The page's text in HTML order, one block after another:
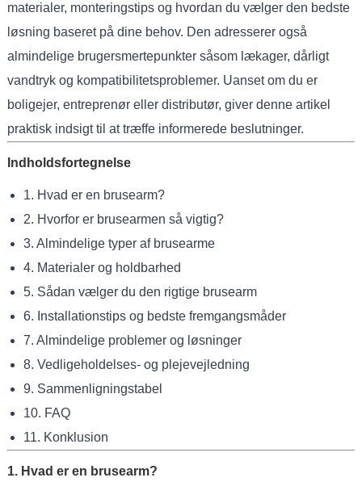
materialer, monteringstips og hvordan du vælger den bedste
løsning baseret på dine behov. Den adresserer også
almindelige brugersmertepunkter såsom lækager, dårligt
vandtryk og kompatibilitetsproblemer. Uanset om du er
boligejer, entreprenør eller distributør, giver denne artikel
praktisk indsigt til at træffe informerede beslutninger.
Indholdsfortegnelse
1. Hvad er en brusearm?
2. Hvorfor er brusearmen så vigtig?
3. Almindelige typer af brusearme
4. Materialer og holdbarhed
5. Sådan vælger du den rigtige brusearm
6. Installationstips og bedste fremgangsmåder
7. Almindelige problemer og løsninger
8. Vedligeholdelses- og plejevejledning
9. Sammenligningstabel
10. FAQ
11. Konklusion
1. Hvad er en brusearm?